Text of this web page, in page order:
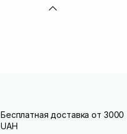
Бесплатная доставка от 3000
UAH